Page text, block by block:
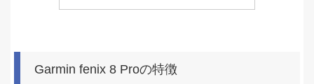
Garmin fenix 8 Proの特徴